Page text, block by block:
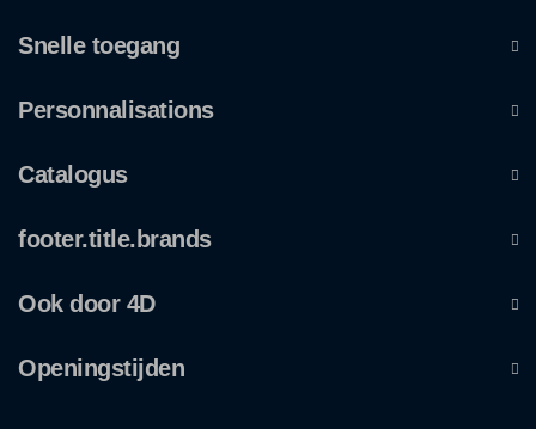
Snelle toegang
Personnalisations
Catalogus
footer.title.brands
Ook door 4D
Openingstijden